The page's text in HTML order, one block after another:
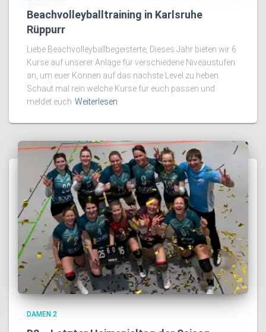
Beachvolleyballtraining in Karlsruhe
Rüppurr
Liebe Beachvolleyballbegeisterte, Dieses Jahr bieten wir 6
Kurse auf unserer Anlage für verschiedene Niveaustufen
an, um euer Können auf das nächste Level zu heben.
Schaut mal rein welche Kurse für euch passen und
meldet euch Weiterlesen
DAMEN 2